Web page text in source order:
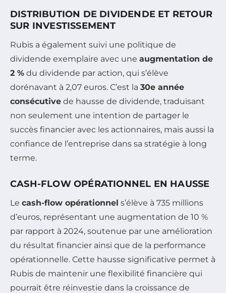
DISTRIBUTION DE DIVIDENDE ET RETOUR
SUR INVESTISSEMENT
Rubis a également suivi une politique de
dividende exemplaire avec une augmentation de
2 % du dividende par action, qui s’élève
dorénavant à 2,07 euros. C’est la 30e année
consécutive de hausse de dividende, traduisant
non seulement une intention de partager le
succès financier avec les actionnaires, mais aussi la
confiance de l’entreprise dans sa stratégie à long
terme.
CASH-FLOW OPÉRATIONNEL EN HAUSSE
Le cash-flow opérationnel s’élève à 735 millions
d’euros, représentant une augmentation de 10 %
par rapport à 2024, soutenue par une amélioration
du résultat financier ainsi que de la performance
opérationnelle. Cette hausse significative permet à
Rubis de maintenir une flexibilité financière qui
pourrait être réinvestie dans la croissance de